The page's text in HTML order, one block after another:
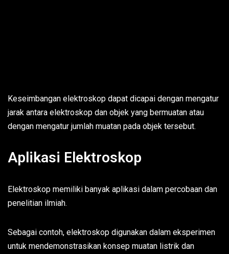
Keseimbangan elektroskop dapat dicapai dengan mengatur
jarak antara elektroskop dan objek yang bermuatan atau
dengan mengatur jumlah muatan pada objek tersebut.
Aplikasi Elektroskop
Elektroskop memiliki banyak aplikasi dalam percobaan dan
penelitian ilmiah.
Sebagai contoh, elektroskop digunakan dalam eksperimen
untuk mendemonstrasikan konsep muatan listrik dan